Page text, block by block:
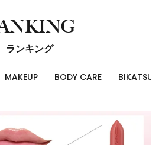
ランキング
MAKEUP BODY CARE BIKATSU